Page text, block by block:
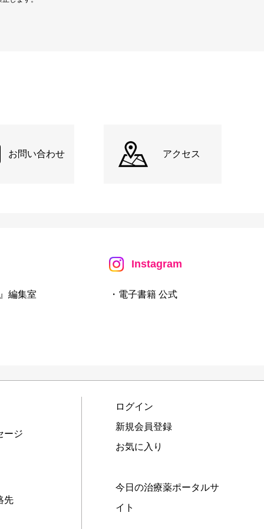
お問い合わせ アクセス
編集室
Instagram
・電子書籍 公式
ージ
先
ログイン
新規会員登録
お気に入り
今日の治療薬ポータルサ
イト